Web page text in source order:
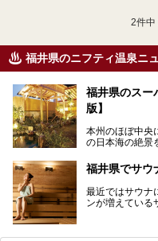
2件中
福井県のニフティ温泉ニ
福井県のスー
版】
本州のほぼ中央
の日本海の絶景
る海産物、越前
す。
2024年春の北
首都圏からもア
福井県でおすす
福井県でサウ
最近ではサウナ
ンが増えている
チームサウナ、